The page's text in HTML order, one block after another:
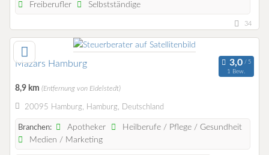
Freiberufler
Selbstständige
34
Mazars Hamburg
1 Bew.
8,9 km (Entfernung von Eidelstedt)
20095 Hamburg, Hamburg, Deutschland
Branchen: Apotheker
Heilberufe / Pflege / Gesundheit
Medien / Marketing